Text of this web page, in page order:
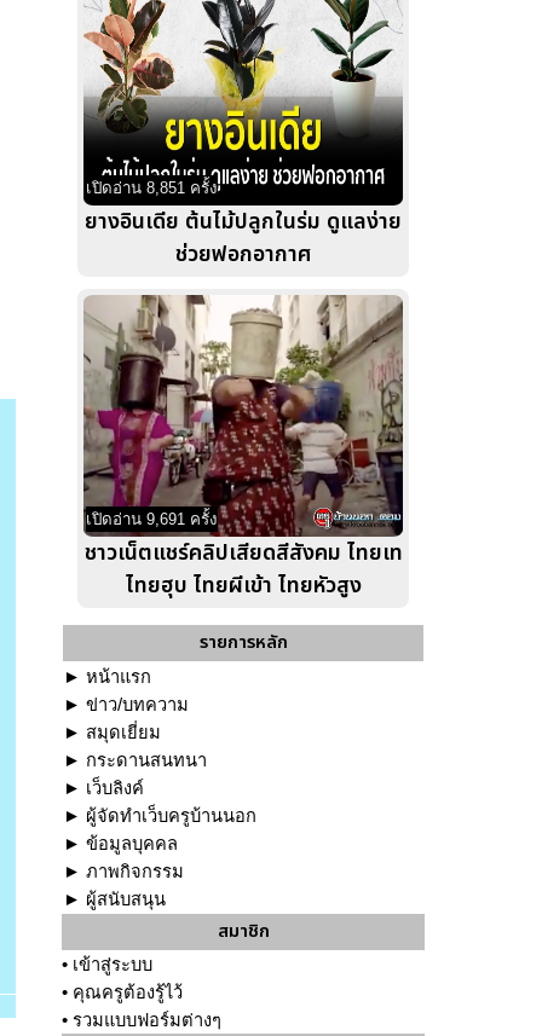
เปิดอ่าน 8,851 ครั้ง
ยางอินเดีย ต้นไม้ปลูกในร่ม ดูแลง่าย
ช่วยฟอกอากาศ
เปิดอ่าน 9,691 ครั้ง
ชาวเน็ตแชร์คลิปเสียดสีสังคม ไทยเท
ไทยฮุบ ไทยผีเข้า ไทยหัวสูง
รายการหลัก
► หน้าแรก
► ข่าว/บทความ
► สมุดเยี่ยม
► กระดานสนทนา
► เว็บลิงค์
► ผู้จัดทำเว็บครูบ้านนอก
► ข้อมูลบุคคล
► ภาพกิจกรรม
► ผู้สนับสนุน
สมาชิก
• เข้าสู่ระบบ
• คุณครูต้องรู้ไว้
• รวมแบบฟอร์มต่างๆ